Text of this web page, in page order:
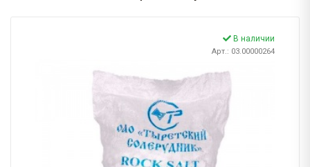
В наличии
Арт.: 03.00000264